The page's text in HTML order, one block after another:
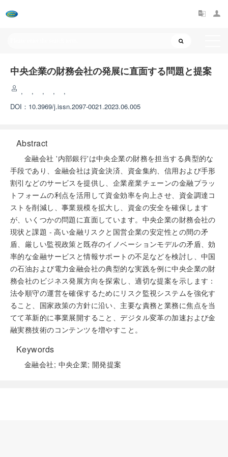
中央企業の財務会社の発展に直面する問題と提案
, , , ,
,
DOI： 10.3969/j.issn.2097-0021.2023.06.005
Abstract
金融会社 '内部銀行'は中央企業の財務を担当する典型的な
手段であり、金融会社は資金決済、資金集約、信用および手形
割引などのサービスを提供し、企業産業チェーンの金融プラッ
トフォームの利点を活用して資金効率を向上させ、資金調達コ
ストを削減し、事業規模を拡大し、資金の安全を確保します
が、いくつかの問題に直面しています。中央企業の財務会社の
現状と課題 - 高い金融リスクと国営企業の安定性との間の矛
盾、厳しい監視政策と既存のイノベーションモデルの矛盾、効
率的な金融サービスと情報サポートの不足などを検討し、中国
の石油および電力金融会社の典型的な実践を例に中央企業の財
務会社のビジネス発展方向を探索し、適切な提案を示します：
法令順守の運営を確保するためにリスク監視システムを強化す
ること、国家政策の方針に沿い、主要な責務と業務に焦点を当
てて革新的に事業展開すること、デジタル変革の加速および金
融実務技術のコンテンツを増やすこと。
Keywords
金融会社; 中央企業; 開発提案